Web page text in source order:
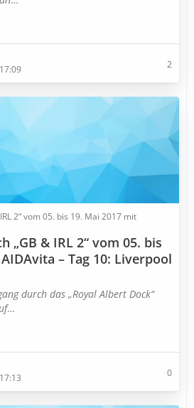
2
2“ vom 05. bis 19. Mai 2017 mit
„GB & IRL 2“ vom 05. bis
– Tag 10: Liverpool
durch das „Royal Albert Dock“
…
0